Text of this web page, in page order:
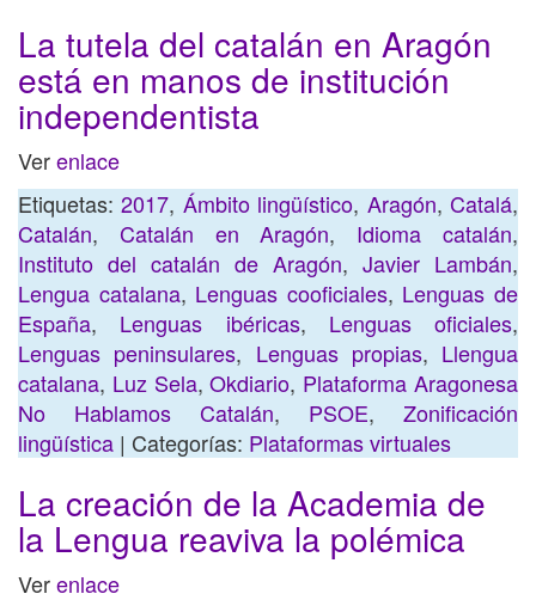
La tutela del catalán en Aragón
está en manos de institución
independentista
Verenlace
Etiquetas:2017, Ámbito lingüístico, Aragón,Catalá,
Catalán, Catalán en Aragón, Idioma catalán,
Instituto del catalán de Aragón, Javier Lambán,
Lengua catalana, Lenguas cooficiales, Lenguas de
España, Lenguas ibéricas, Lenguas oficiales,
Lenguas peninsulares, Lenguas propias, Llengua
catalana, Luz Sela,Okdiario, Plataforma Aragonesa
No Hablamos Catalán, PSOE, Zonificación
lingüística | Categorías: Plataformas virtuales
La creación de la Academia de
la Lengua reaviva la polémica
Verenlace